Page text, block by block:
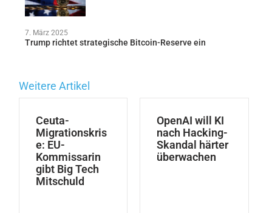
7. März 2025
Trump richtet strategische Bitcoin-Reserve ein
Weitere Artikel
Ceuta-
Migrationskris
e: EU-
Kommissarin
gibt Big Tech
Mitschuld
OpenAI will KI
nach Hacking-
Skandal härter
überwachen